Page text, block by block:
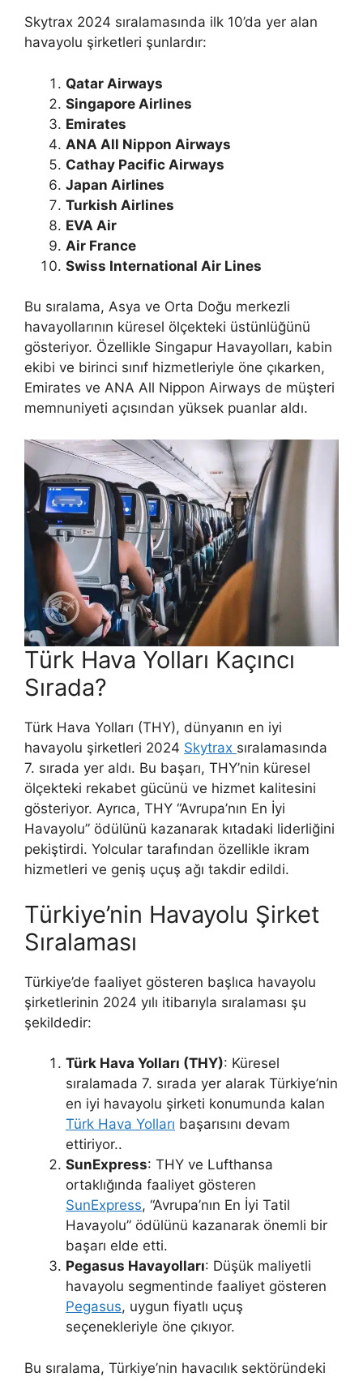
Skytrax 2024 sıralamasında ilk 10’da yer alan
havayolu şirketleri şunlardır:
Qatar Airways
Singapore Airlines
Emirates
ANA All Nippon Airways
Cathay Pacific Airways
Japan Airlines
Turkish Airlines
EVA Air
Air France
Swiss International Air Lines
Bu sıralama, Asya ve Orta Doğu merkezli
havayollarının küresel ölçekteki üstünlüğünü
gösteriyor. Özellikle Singapur Havayolları, kabin
ekibi ve birinci sınıf hizmetleriyle öne çıkarken,
Emirates ve ANA All Nippon Airways de müşteri
memnuniyeti açısından yüksek puanlar aldı.
Türk Hava Yolları Kaçıncı
Sırada?
Türk Hava Yolları (THY), dünyanın en iyi
havayolu şirketleri 2024 Skytrax sıralamasında
7. sırada yer aldı. Bu başarı, THY’nin küresel
ölçekteki rekabet gücünü ve hizmet kalitesini
gösteriyor. Ayrıca, THY “Avrupa’nın En İyi
Havayolu” ödülünü kazanarak kıtadaki liderliğini
pekiştirdi. Yolcular tarafından özellikle ikram
hizmetleri ve geniş uçuş ağı takdir edildi.
Türkiye’nin Havayolu Şirket
Sıralaması
Türkiye’de faaliyet gösteren başlıca havayolu
şirketlerinin 2024 yılı itibarıyla sıralaması şu
şekildedir:
Türk Hava Yolları (THY): Küresel
sıralamada 7. sırada yer alarak Türkiye’nin
en iyi havayolu şirketi konumunda kalan
Türk Hava Yolları başarısını devam
ettiriyor..
SunExpress: THY ve Lufthansa
ortaklığında faaliyet gösteren
SunExpress, “Avrupa’nın En İyi Tatil
Havayolu” ödülünü kazanarak önemli bir
başarı elde etti.
Pegasus Havayolları: Düşük maliyetli
havayolu segmentinde faaliyet gösteren
Pegasus, uygun fiyatlı uçuş
seçenekleriyle öne çıkıyor.
Bu sıralama, Türkiye’nin havacılık sektöründeki